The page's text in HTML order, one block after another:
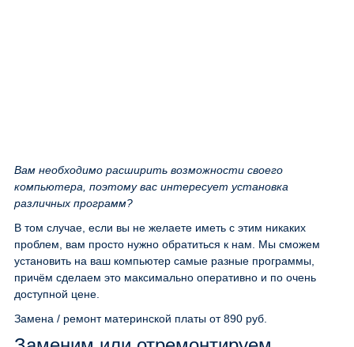
Вам необходимо расширить возможности своего
компьютера, поэтому вас интересует установка
различных программ?
В том случае, если вы не желаете иметь с этим никаких
проблем, вам просто нужно обратиться к нам. Мы сможем
установить на ваш компьютер самые разные программы,
причём сделаем это максимально оперативно и по очень
доступной цене.
Замена / ремонт материнской платы от 890 руб.